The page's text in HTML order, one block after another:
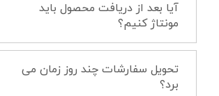
آیا بعد از دریافت محصول باید
مونتاژ کنیم؟
تحویل سفارشات چند روز زمان می
برد؟